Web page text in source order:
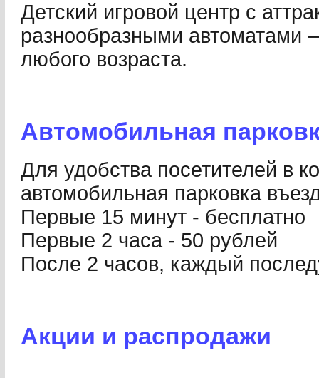
Детский игровой центр с
разнообразными автоматами
любого возраста.
Автомобильная
Для удобства посетителей в
автомобильная парковка
Первые 15 минут - бесплатно
Первые 2 часа - 50 рублей
После 2 часов, каждый
Акции и распродажи